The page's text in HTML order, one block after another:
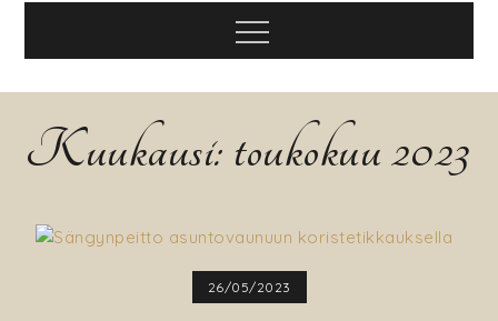
Menu
Kuukausi: toukokuu 2023
26/05/2023